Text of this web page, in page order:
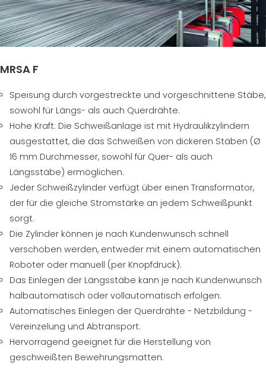
MRSA F
Speisung durch vorgestreckte und vorgeschnittene Stäbe,
sowohl für Längs- als auch Querdrähte.
Hohe Kraft: Die Schweißanlage ist mit Hydraulikzylindern
ausgestattet, die das Schweißen von dickeren Stäben (Ø
16 mm Durchmesser, sowohl für Quer- als auch
Längsstäbe) ermöglichen.
Jeder Schweißzylinder verfügt über einen Transformator,
der für die gleiche Stromstärke an jedem Schweißpunkt
sorgt.
Die Zylinder können je nach Kundenwunsch schnell
verschoben werden, entweder mit einem automatischen
Roboter oder manuell (per Knopfdruck).
Das Einlegen der Längsstäbe kann je nach Kundenwunsch
halbautomatisch oder vollautomatisch erfolgen.
Automatisches Einlegen der Querdrähte - Netzbildung -
Vereinzelung und Abtransport.
Hervorragend geeignet für die Herstellung von
geschweißten Bewehrungsmatten.